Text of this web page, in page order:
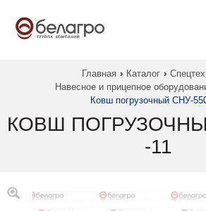
Главная Каталог
Навесное и прицепное
Ковш погрузочный СНУ-
КОВШ
-11